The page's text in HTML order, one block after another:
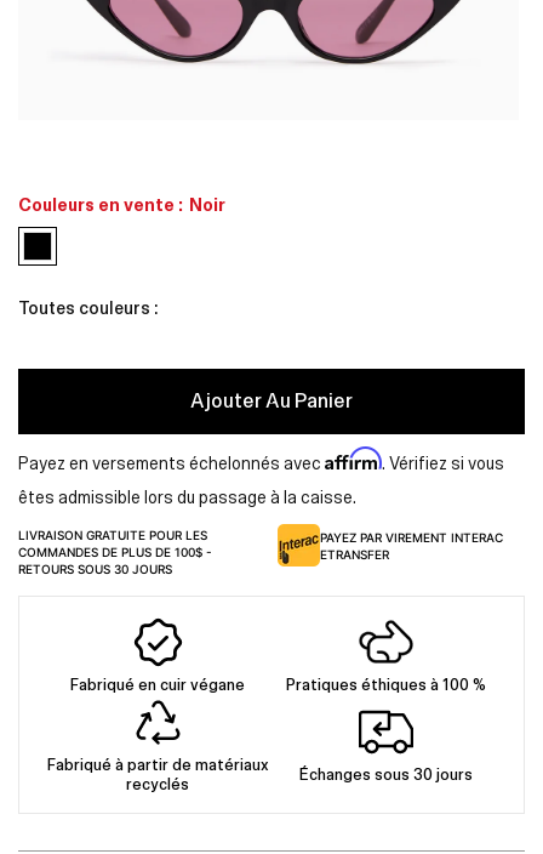
dans
une
Couleurs en vente : Noir
Toutes couleurs :
Ajouter Au Panier
Payez en versements échelonnés avec Affirm. Vérifiez si vous
êtes admissible lors du passage à la caisse.
LIVRAISON GRATUITE POUR LES
COMMANDES DE PLUS DE 100$ -
RETOURS SOUS 30 JOURS
PAYEZ PAR VIREMENT INTERAC
ETRANSFER
Fabriqué en cuir végane Pratiques éthiques à 100 %
Fabriqué à partir de matériaux
recyclés
Échanges sous 30 jours